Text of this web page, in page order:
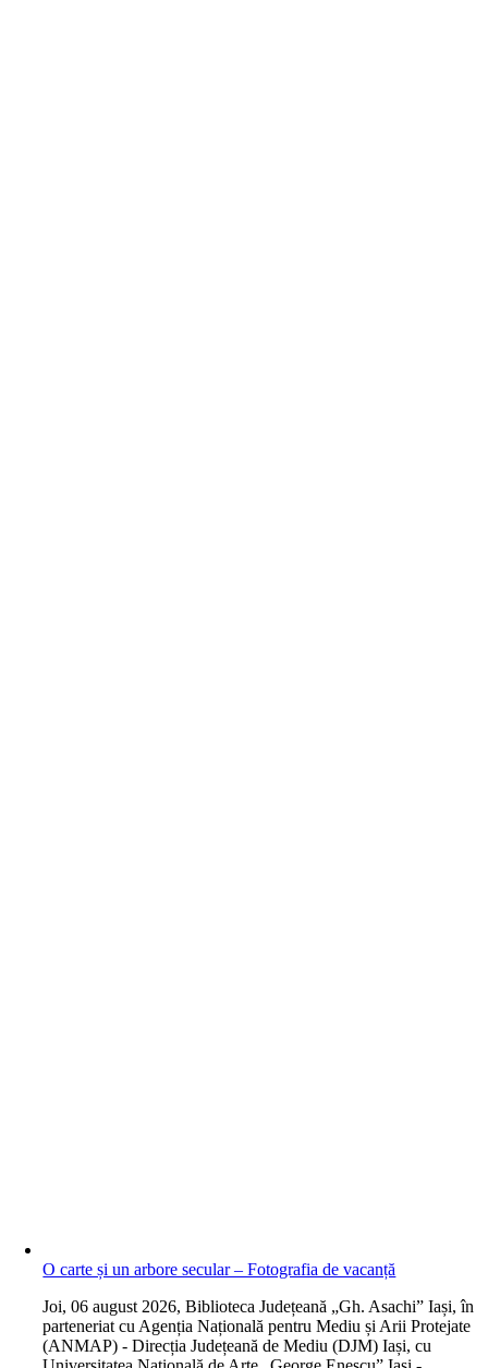
O carte și un arbore secular – Fotografia de vacanță
Joi, 06 august 2026, Biblioteca Județeană „Gh. Asachi” Iași, în
parteneriat cu Agenția Națională pentru Mediu și Arii Protejate
(ANMAP) - Direcția Județeană de Mediu (DJM) Iași, cu